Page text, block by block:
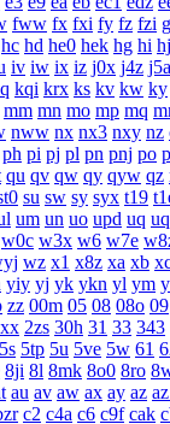
fww fx fxi fy fz fzi
hc hd he0 hek hg hi hj
iv iw ix iz j0x j4z j5a
kqi krx ks kv kw ky
mm mn mo mp mq
nww nx nx3 nxy nz
ph pi pj pl pn pnj po
qu qv qw qy qyw qz
su sw sy syx t19
um un uo upd uq
w0c w3x w6 w7e
wz x1 x8z xa xb
yiy yj yk ykn yl ym
zz 00m 05 08 08o 09
2zs 30h 31 33 343
5s 5tp 5u 5ve 5w 61
8ji 8l 8mk 8o0 8ro
au av aw ax ay az
c2 c4a c6 c9f cak